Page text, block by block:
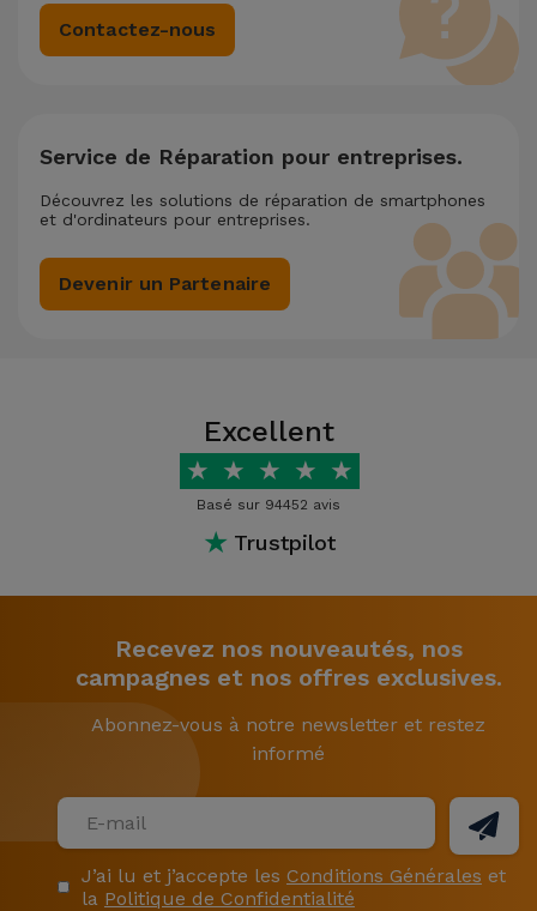
Contactez-nous
Service de Réparation pour entreprises.
Découvrez les solutions de réparation de smartphones
et d'ordinateurs pour entreprises.
Devenir un Partenaire
Excellent
★ ★ ★ ★ ★
Basé sur 94452 avis
★ Trustpilot
Recevez nos nouveautés, nos
campagnes et nos offres exclusives.
Abonnez-vous à notre newsletter et restez
informé
J’ai lu et j’accepte les Conditions Générales et
la Politique de Confidentialité